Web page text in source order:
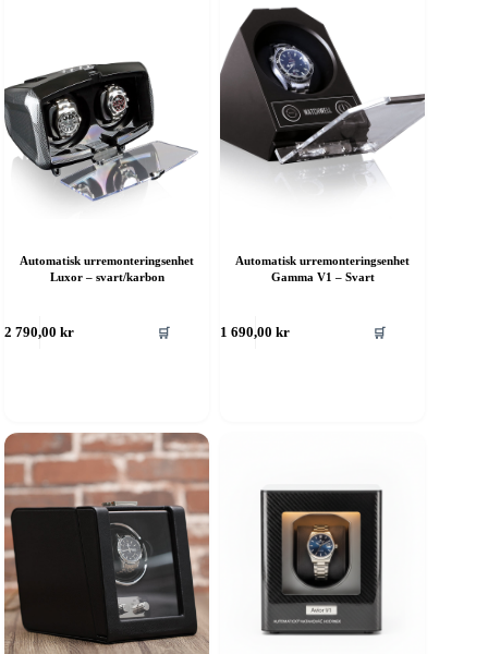
Automatisk urremonteringsenhet
Luxor – svart/karbon
2 790,00kr 🛒
Automatisk urremonteringsenhet
Gamma V1 – Svart
1 690,00kr 🛒